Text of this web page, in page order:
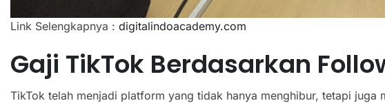
Link Selengkapnya : digitalindoacademy.com
Gaji TikTok Berdasarkan
TikTok telah menjadi platform yang tidak hanya menghibur, tetapi juga